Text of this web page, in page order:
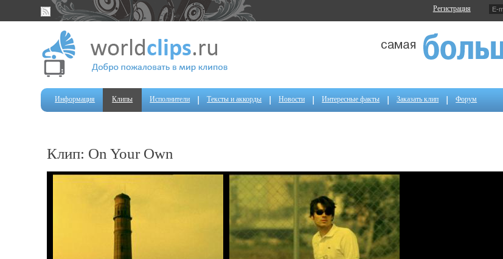
Регистрация
Информация Клипы Исполнители Тексты и аккорды Новости Интересные факты Заказать клип Форум
Клип: On Your Own